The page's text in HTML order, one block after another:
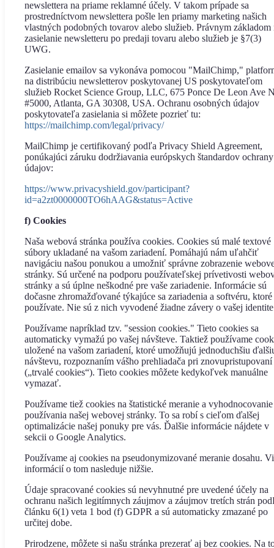
newslettera na priame reklamné účely. V takom prípade sa
prostredníctvom newslettera pošle len priamy marketing našich
vlastných podobných tovarov alebo služieb. Právnym základom
zasielanie newsletteru po predaji tovaru alebo služieb je §7(3)
UWG.
Zasielanie emailov sa vykonáva pomocou "MailChimp,"
na distribúciu newsletterov poskytovanej US poskytovateľom
služieb Rocket Science Group, LLC, 675 Ponce De Leon Ave
#5000, Atlanta, GA 30308, USA. Ochranu osobných údajov
poskytovateľa zasielania si môžete pozrieť tu:
https://mailchimp.com/legal/privacy/
MailChimp je certifikovaný podľa Privacy Shield Agreement,
ponúkajúci záruku dodržiavania európskych štandardov ochrany
údajov:
https://www.privacyshield.gov/participant?
id=a2zt0000000TO6hAAG&status=Active
f) Cookies
Naša webová stránka používa cookies. Cookies sú malé textové
súbory ukladané na vašom zariadení. Pomáhajú nám uľahčiť
navigáciu našou ponukou a umožniť správne zobrazenie
stránky. Sú určené na podporu používateľskej prívetivosti
stránky a sú úplne neškodné pre vaše zariadenie. Informácie sú
dočasne zhromažďované týkajúce sa zariadenia a softvéru, ktoré
používate. Nie sú z nich vyvodené žiadne závery o vašej
Používame napríklad tzv. "session cookies." Tieto cookies sa
automaticky vymažú po vašej návšteve. Taktiež používame
uložené na vašom zariadení, ktoré umožňujú jednoduchšiu
návštevu, rozpoznaním vášho prehliadača pri znovupristupovaní
(„trvalé cookies“). Tieto cookies môžete kedykoľvek manuálne
vymazať.
Používame tiež cookies na štatistické meranie a vyhodnocovanie
používania našej webovej stránky. To sa robí s cieľom ďalšej
optimalizácie našej ponuky pre vás. Ďalšie informácie nájdete v
sekcii o Google Analytics.
Používame aj cookies na pseudonymizované meranie dosahu.
informácií o tom nasleduje nižšie.
Údaje spracované cookies sú nevyhnutné pre uvedené účely na
ochranu našich legitímnych záujmov a záujmov tretích strán
článku 6(1) veta 1 bod (f) GDPR a sú automaticky zmazané po
určitej dobe.
Prirodzene, môžete si našu stránka prezerať aj bez cookies. Na